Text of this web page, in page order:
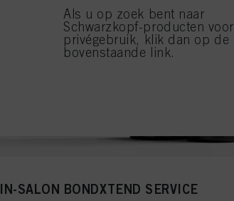
IN-SALON BONDXTEND SERVICE
Als u op zoek bent naar
Schwarzkopf-producten voor
privégebruik, klik dan op de
bovenstaande link.